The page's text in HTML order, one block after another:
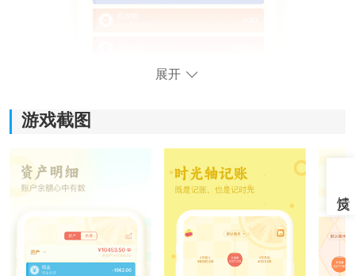
1.用户可以在软件中随手记账，也可以上传自己的消费账
单在线储存。
2.所有数据都会更新统计，会为用户生成年收支曲线图等
展开
游戏截图